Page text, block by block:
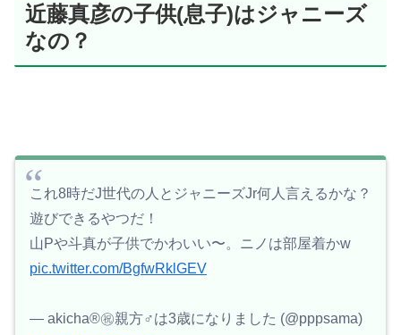
近藤真彦の子供(息子)はジャニーズ
なの？
これ8時だJ世代の人とジャニーズJr何人言えるかな？
遊びできるやつだ！
山Pや斗真が子供でかわいい〜。ニノは部屋着かw
pic.twitter.com/BgfwRklGEV
— akicha®️㊗️親方♂は3歳になりました (@pppsama)